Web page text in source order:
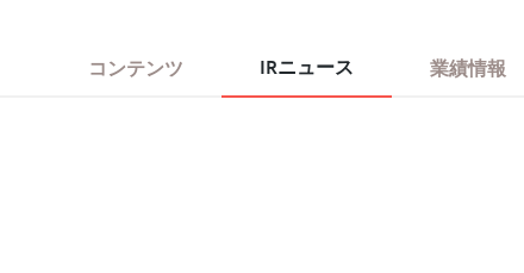
コンテンツ IRニュース 業績情報